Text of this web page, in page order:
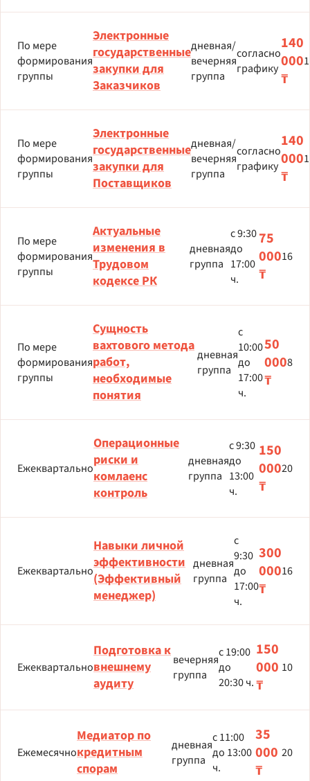
По мере
формирования
группы
Электронные
государственные
закупки для
Заказчиков
дневная/
вечерняя
группа
согласно
графику
140
000
₸
По мере
формирования
группы
Электронные
государственные
закупки для
Поставщиков
дневная/
вечерняя
группа
согласно
графику
140
000
₸
По мере
формирования
группы
Актуальные
изменения в
Трудовом
кодексе РК
дневная
группа
с 9:30
до
17:00
ч.
75
000
₸
16
По мере
формирования
группы
Сущность
вахтового метода
работ,
необходимые
понятия
дневная
группа
с
10:00
до
17:00
ч.
50
000
₸
8
Ежеквартально
Операционные
риски и
комлаенс
контроль
дневная
группа
с 9:30
до
13:00
ч.
150
000
₸
20
Ежеквартально
Навыки личной
эффективности
(Эффективный
менеджер)
дневная
группа
с
9:30
до
17:00
ч.
300
000
₸
16
Ежеквартально
Подготовка к
внешнему
аудиту
вечерняя
группа
с 19:00
до
20:30 ч.
150
000
₸
10
Ежемесячно
Медиатор по
кредитным
спорам
дневная
группа
с 11:00
до 13:00
ч.
35
000
₸
20